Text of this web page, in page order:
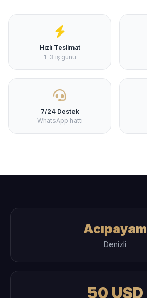
Hızlı Teslimat
1-3 iş günü
7/24 Destek
WhatsApp hattı
Acıpayam
Denizli
50 USD